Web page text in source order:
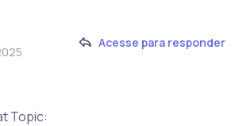
Acesse para responder
Topic: